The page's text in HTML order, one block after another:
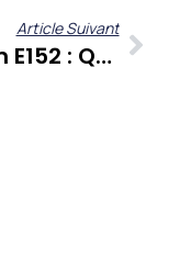
Article Suivant
Fanm E152 : Quand L’entrepreneuriat Et L’engagement Redéfinissent La Liberté Féminine